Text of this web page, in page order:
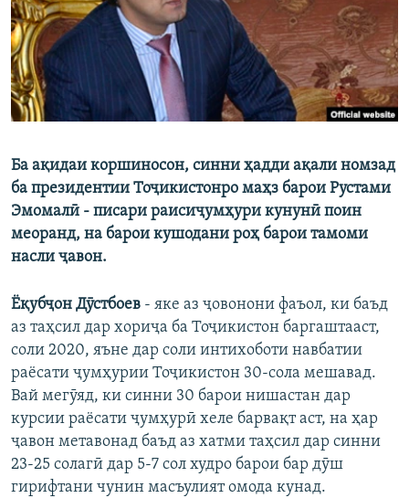
ГУЗОРИШҲОИ РАДИОӢ
Русский
ПАЙГИРӢ КУНЕД
Ҳамаи сомонаҳои RFE/RL
Ба ақидаи коршиносон, синни ҳадди ақали номзад
ба президентии Тоҷикистонро маҳз барои Рустами
Эмомалӣ - писари раисиҷумҳури кунунӣ поин
меоранд, на барои кушодани роҳ барои тамоми
насли ҷавон.
Ёқубҷон Дӯстбоев - яке аз ҷовонони фаъол, ки баъд
аз таҳсил дар хориҷа ба Тоҷикистон баргаштааст,
соли 2020, яъне дар соли интихоботи навбатии
раёсати ҷумҳурии Тоҷикистон 30-сола мешавад.
Вай мегӯяд, ки синни 30 барои нишастан дар
курсии раёсати ҷумҳурӣ хеле барвақт аст, на ҳар
ҷавон метавонад баъд аз хатми таҳсил дар синни
23-25 солагӣ дар 5-7 сол худро барои бар дӯш
гирифтани чунин масъулият омода кунад.